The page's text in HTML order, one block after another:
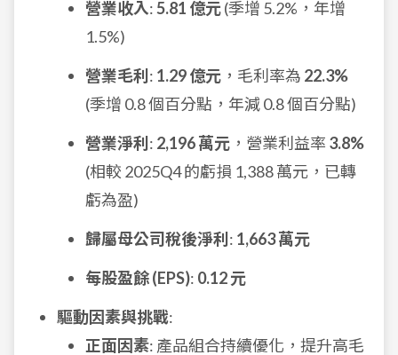
營業收入:5.81 億元(季增 5.2%，年增
1.5%)
營業毛利 : 1.29 億元 ，毛利率為 22.3%
(季增 0.8 個百分點，年減 0.8 個百分點)
營業淨利 : 2,196 萬元 ，營業利益率 3.8%
(相較 2025Q4 的虧損 1,388 萬元，已轉
虧為盈)
歸屬母公司稅後淨利 : 1,663 萬元
每股盈餘 (EPS): 0.12 元
驅動因素與挑戰:
正面因素: 產品組合持續優化，提升高毛